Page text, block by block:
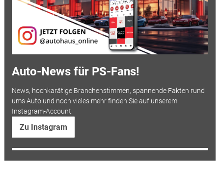
Auto-News für PS-Fans!
News, hochkarätige Branchenstimmen, spannende Fakten rund
ums Auto und noch vieles mehr finden Sie auf unserem
Instagram-Account.
Zu Instagram